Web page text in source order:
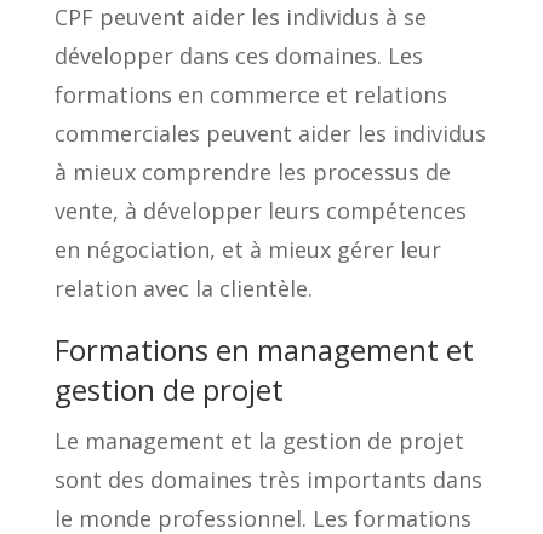
CPF peuvent aider les individus à se
développer dans ces domaines. Les
formations en commerce et relations
commerciales peuvent aider les individus
à mieux comprendre les processus de
vente, à développer leurs compétences
en négociation, et à mieux gérer leur
relation avec la clientèle.
Formations en management et
gestion de projet
Le management et la gestion de projet
sont des domaines très importants dans
le monde professionnel. Les formations